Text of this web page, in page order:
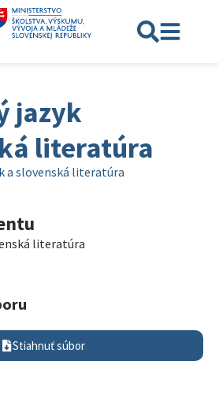
jazyk
literatúra
a slovenská literatúra
literatúra
Stiahnuť súbor